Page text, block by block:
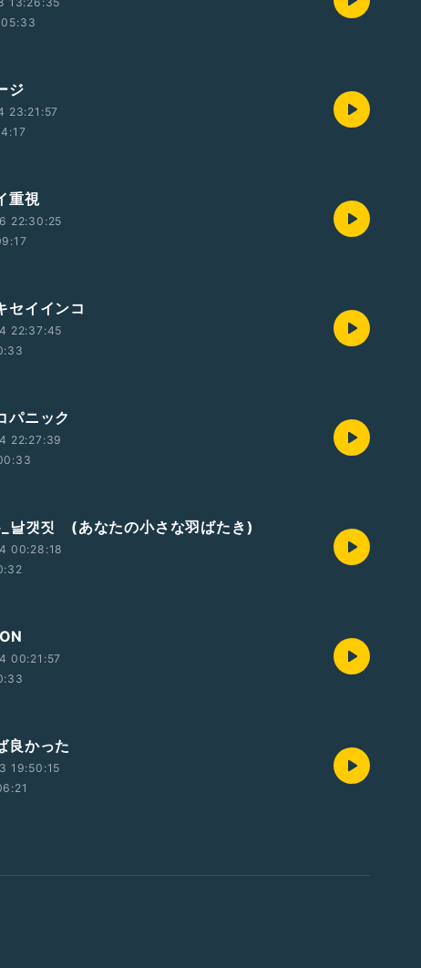
05:33
ジ
23:21:57
重視
22:30:25
セイインコ
22:37:45
パニック
22:27:39
_날갯짓 (あなたの小さな羽ばたき)
00:28:18
00:21:57
良かった
19:50:15